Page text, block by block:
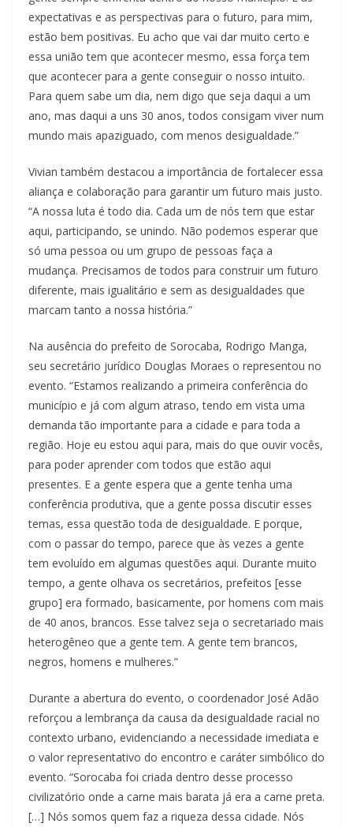
expectativas e as perspectivas para o futuro, para mim,
estão bem positivas. Eu acho que vai dar muito certo e
essa união tem que acontecer mesmo, essa força tem
que acontecer para a gente conseguir o nosso intuito.
Para quem sabe um dia, nem digo que seja daqui a um
ano, mas daqui a uns 30 anos, todos consigam viver num
mundo mais apaziguado, com menos desigualdade.”
Vivian também destacou a importância de fortalecer essa
aliança e colaboração para garantir um futuro mais justo.
“A nossa luta é todo dia. Cada um de nós tem que estar
aqui, participando, se unindo. Não podemos esperar que
só uma pessoa ou um grupo de pessoas faça a
mudança. Precisamos de todos para construir um futuro
diferente, mais igualitário e sem as desigualdades que
marcam tanto a nossa história.”
Na ausência do prefeito de Sorocaba, Rodrigo Manga,
seu secretário jurídico Douglas Moraes o representou no
evento. “Estamos realizando a primeira conferência do
município e já com algum atraso, tendo em vista uma
demanda tão importante para a cidade e para toda a
região. Hoje eu estou aqui para, mais do que ouvir vocês,
para poder aprender com todos que estão aqui
presentes. E a gente espera que a gente tenha uma
conferência produtiva, que a gente possa discutir esses
temas, essa questão toda de desigualdade. E porque,
com o passar do tempo, parece que às vezes a gente
tem evoluído em algumas questões aqui. Durante muito
tempo, a gente olhava os secretários, prefeitos [esse
grupo] era formado, basicamente, por homens com mais
de 40 anos, brancos. Esse talvez seja o secretariado mais
heterogêneo que a gente tem. A gente tem brancos,
negros, homens e mulheres.”
Durante a abertura do evento, o coordenador José Adão
reforçou a lembrança da causa da desigualdade racial no
contexto urbano, evidenciando a necessidade imediata e
o valor representativo do encontro e caráter simbólico do
evento. “Sorocaba foi criada dentro desse processo
civilizatório onde a carne mais barata já era a carne preta.
[…] Nós somos quem faz a riqueza dessa cidade. Nós